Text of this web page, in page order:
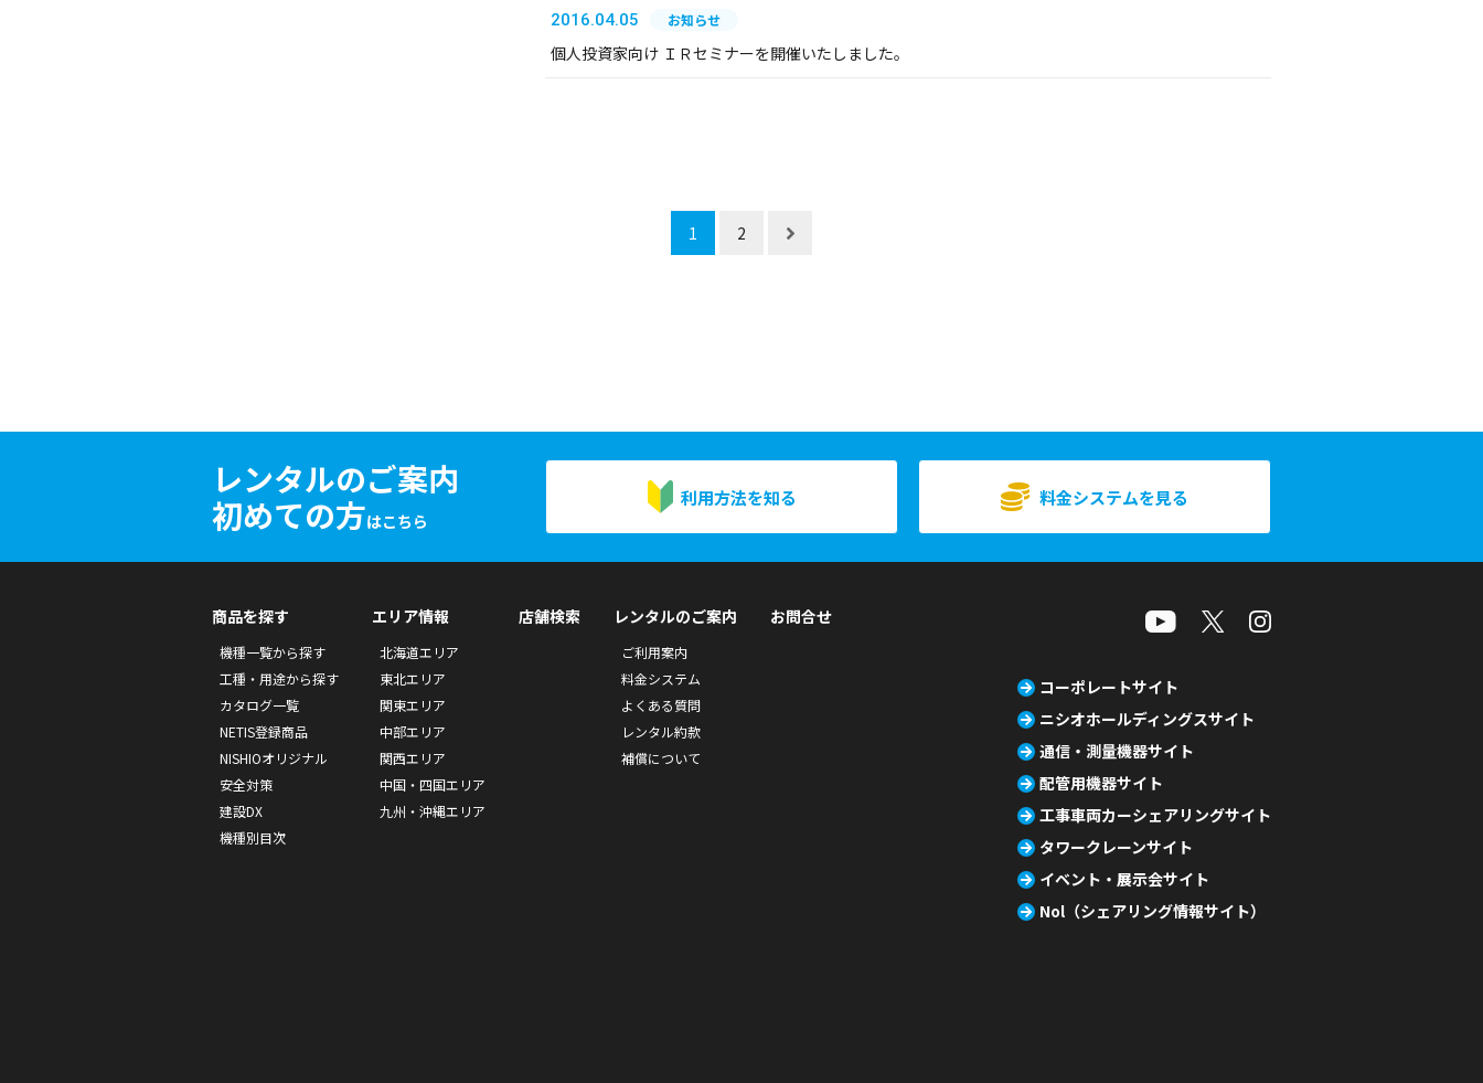
2016.04.05 お知らせ
個人投資家向け ＩＲセミナーを開催いたしました。
1 2
レンタルのご案内
初めての方はこちら
利用方法を知る 料金システムを見る
商品を探す
機種一覧から探す
工種・用途から探す
カタログ一覧
NETIS登録商品
NISHIOオリジナル
安全対策
建設DX
機種別目次
エリア情報
北海道エリア
東北エリア
関東エリア
中部エリア
関西エリア
中国・四国エリア
九州・沖縄エリア
店舗検索 レンタルのご案内
ご利用案内
料金システム
よくある質問
レンタル約款
補償について
お問合せ
コーポレートサイト
ニシオホールディングスサイト
通信・測量機器サイト
配管用機器サイト
工事車両カーシェアリングサイト
タワークレーンサイト
イベント・展示会サイト
Nol（シェアリング情報サイト）